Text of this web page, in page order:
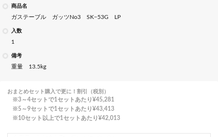
商品名
ガステーブル ガッツNo3 SK−53G LP
入数
1
備考
重量 13.5kg
おまとめセット購入で更に！割引（税別）
3～4セットで1セットあたり¥45,281
5～9セットで1セットあたり¥43,413
10セット以上で1セットあたり¥42,013